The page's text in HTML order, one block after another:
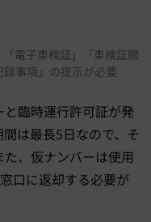
電子車検証」「車検証閲
事項」の提示が必要
臨時運行許可証が発
は最長5日なので、そ
、仮ナンバーは使用
口に返却する必要が